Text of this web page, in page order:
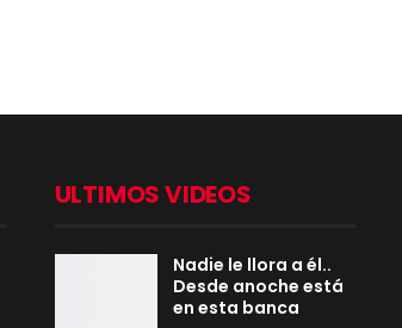
ULTIMOS VIDEOS
Nadie le llora a él..
Desde anoche está
en esta banca